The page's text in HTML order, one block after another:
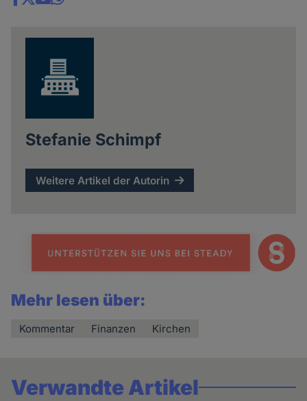
Share
Stefanie Schimpf
Weitere Artikel der Autorin
Mehr lesen über:
Kommentar Finanzen Kirchen
Verwandte Artikel